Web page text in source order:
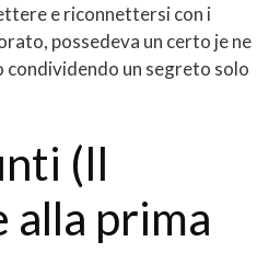
e riconnettersi con i
possedeva un certo je ne
condividendo un segreto solo
(Il
alla prima